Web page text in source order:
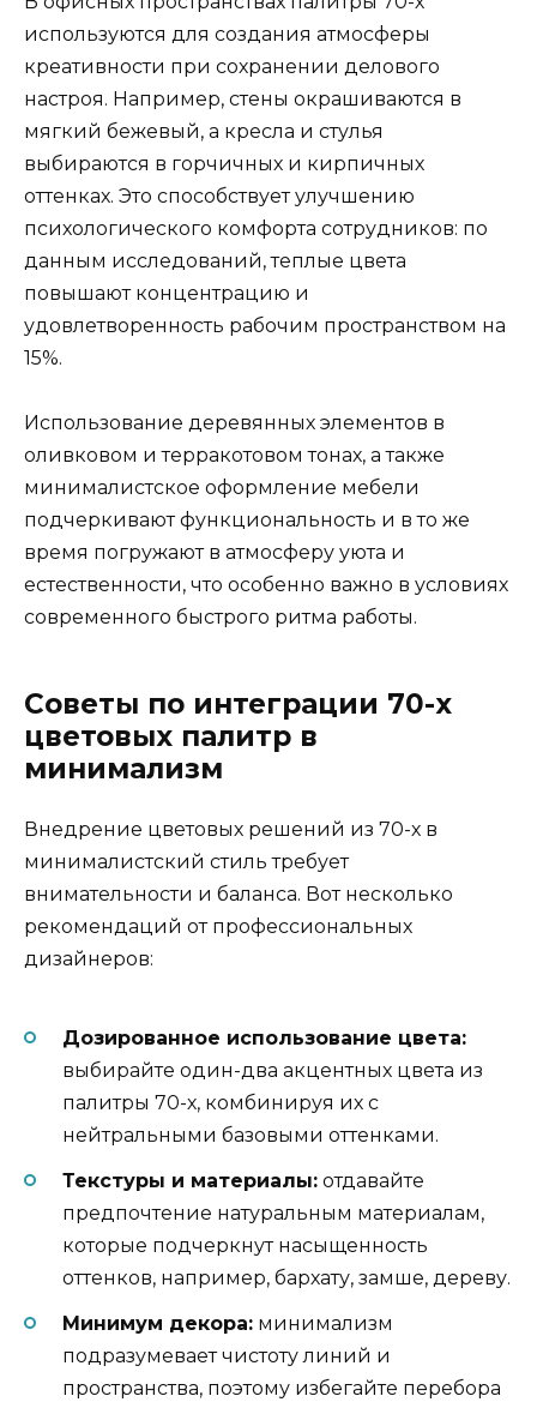
используются для создания атмосферы
креативности при сохранении делового
настроя. Например, стены окрашиваются в
мягкий бежевый, а кресла и стулья
выбираются в горчичных и кирпичных
оттенках. Это способствует улучшению
психологического комфорта сотрудников: по
данным исследований, теплые цвета
повышают концентрацию и
удовлетворенность рабочим пространством на
15%.
Использование деревянных элементов в
оливковом и терракотовом тонах, а также
минималистское оформление мебели
подчеркивают функциональность и в то же
время погружают в атмосферу уюта и
естественности, что особенно важно в условиях
современного быстрого ритма работы.
Советы по интеграции 70-х
цветовых палитр в
минимализм
Внедрение цветовых решений из 70-х в
минималистский стиль требует
внимательности и баланса. Вот несколько
рекомендаций от профессиональных
дизайнеров:
Дозированное использование цвета:
выбирайте один-два акцентных цвета из
палитры 70-х, комбинируя их с
нейтральными базовыми оттенками.
Текстуры и материалы: отдавайте
предпочтение натуральным материалам,
которые подчеркнут насыщенность
оттенков, например, бархату, замше, дереву.
Минимум декора: минимализм
подразумевает чистоту линий и
пространства, поэтому избегайте перебора